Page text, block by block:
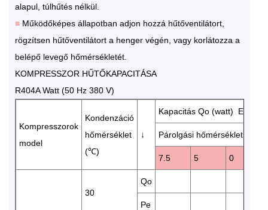
alapul, túlhűtés nélkül.
■ Működőképes állapotban adjon hozzá hűtőventilátort,
rögzítsen hűtőventilátort a henger végén, vagy korlátozza a
belépő levegő hőmérsékletét.
KOMPRESSZOR HŰTŐKAPACITÁSA
R404A Watt (50 Hz 380 V)
Kompresszorok
model
Kondenzáció
hőmérséklet
(℃)
↓
Kapacitás Qo (watt)
Párolgási hőmérséklet (℃)
7.5 5 0
30
Qo
Pe